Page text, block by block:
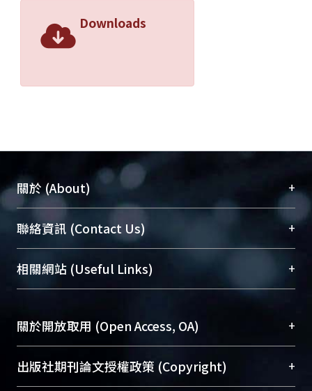
Downloads
關於 (About) +
臺大位居世界頂尖大學之列，為永久珍藏及向國際
展現本校豐碩的研究成果及學術能量，圖書館整合
機構典藏（NTUR）與學術庫（AH）不同功能平
台，成為臺大學術典藏NTU scholars。期能整合研
究能量、促進交流合作、保存學術產出、推廣研究
成果。
To permanently archive and promote researcher
profiles and scholarly works, Library integrates the
services of “NTU Repository” with “Academic
聯絡資訊 (Contact Us) +
總館學科館員(Main Library)
醫學圖書館學科館員(Medical Library)
(Social
Sciences Library)
相關網站 (Useful Links) +
關於開放取用 (Open Access, OA) +
開放取用是從使用者角度提升資訊取用性的社會運
動，應用在學術研究上是透過將研究著作公開供使
出版社期刊論文授權政策 (Copyright) +